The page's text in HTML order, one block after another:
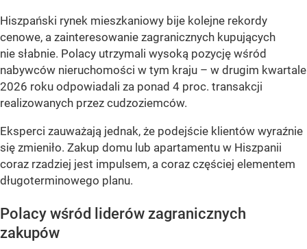
Hiszpański rynek mieszkaniowy bije kolejne rekordy
cenowe, a zainteresowanie zagranicznych kupujących
nie słabnie. Polacy utrzymali wysoką pozycję wśród
nabywców nieruchomości w tym kraju – w drugim kwartale
2026 roku odpowiadali za ponad 4 proc. transakcji
realizowanych przez cudzoziemców.
Eksperci zauważają jednak, że podejście klientów wyraźnie
się zmieniło. Zakup domu lub apartamentu w Hiszpanii
coraz rzadziej jest impulsem, a coraz częściej elementem
długoterminowego planu.
Polacy wśród liderów zagranicznych
zakupów